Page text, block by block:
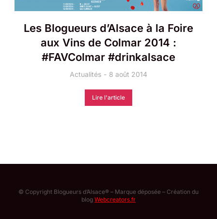
Les Blogueurs d’Alsace à la Foire
aux Vins de Colmar 2014 :
#FAVColmar #drinkalsace
Actualités 8 août 2014
Lire l'article
© Copyright Blogueurs d’Alsace® – Marque déposée – Création du
blog Webcreators.fr